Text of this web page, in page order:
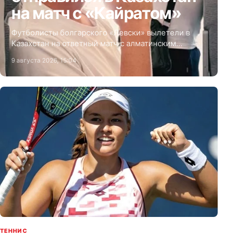
на матч с «Кайратом»
Футболисты болгарского «Левски» вылетели в
Казахстан на ответный матч с алматинским
«Кайратом» в третьем отборочном раунде Лиги
Чемпионов.
9 августа 2026, 15:04
ТЕННИС